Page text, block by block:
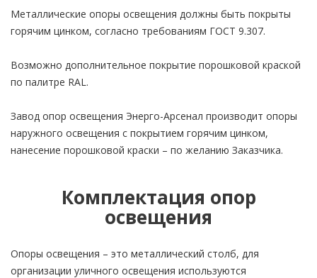
Металлические опоры освещения должны быть покрыты
горячим цинком, согласно требованиям ГОСТ 9.307.
Возможно дополнительное покрытие порошковой краской
по палитре RAL.
Завод опор освещения Энерго-Арсенал производит опоры
наружного освещения с покрытием горячим цинком,
нанесение порошковой краски – по желанию Заказчика.
Комплектация опор
освещения
Опоры освещения – это металлический столб, для
организации уличного освещения используются